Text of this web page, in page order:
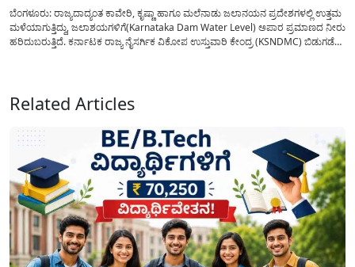
ಬೆಂಗಳೂರು: ರಾಜ್ಯದಾದ್ಯಂತ ಕಾವೇರಿ, ಕೃಷ್ಣಾ ಹಾಗೂ ಮಲೆನಾಡು ಜಲಾನಯನ ಪ್ರದೇಶಗಳಲ್ಲಿ ಉತ್ತಮ
ಮಳೆಯಾಗುತ್ತಿದ್ದು, ಜಲಾಶಯಗಳಿಗೆ(Karnataka Dam Water Level) ಅಪಾರ ಪ್ರಮಾಣದ ನೀರು
ಹರಿದುಬರುತ್ತಿದೆ. ಕರ್ನಾಟಕ ರಾಜ್ಯ ನೈಸರ್ಗಿಕ ವಿಕೋಪ ಉಸ್ತುವಾರಿ ಕೇಂದ್ರ (KSNDMC) ಬಿಡುಗಡೆ
Related Articles